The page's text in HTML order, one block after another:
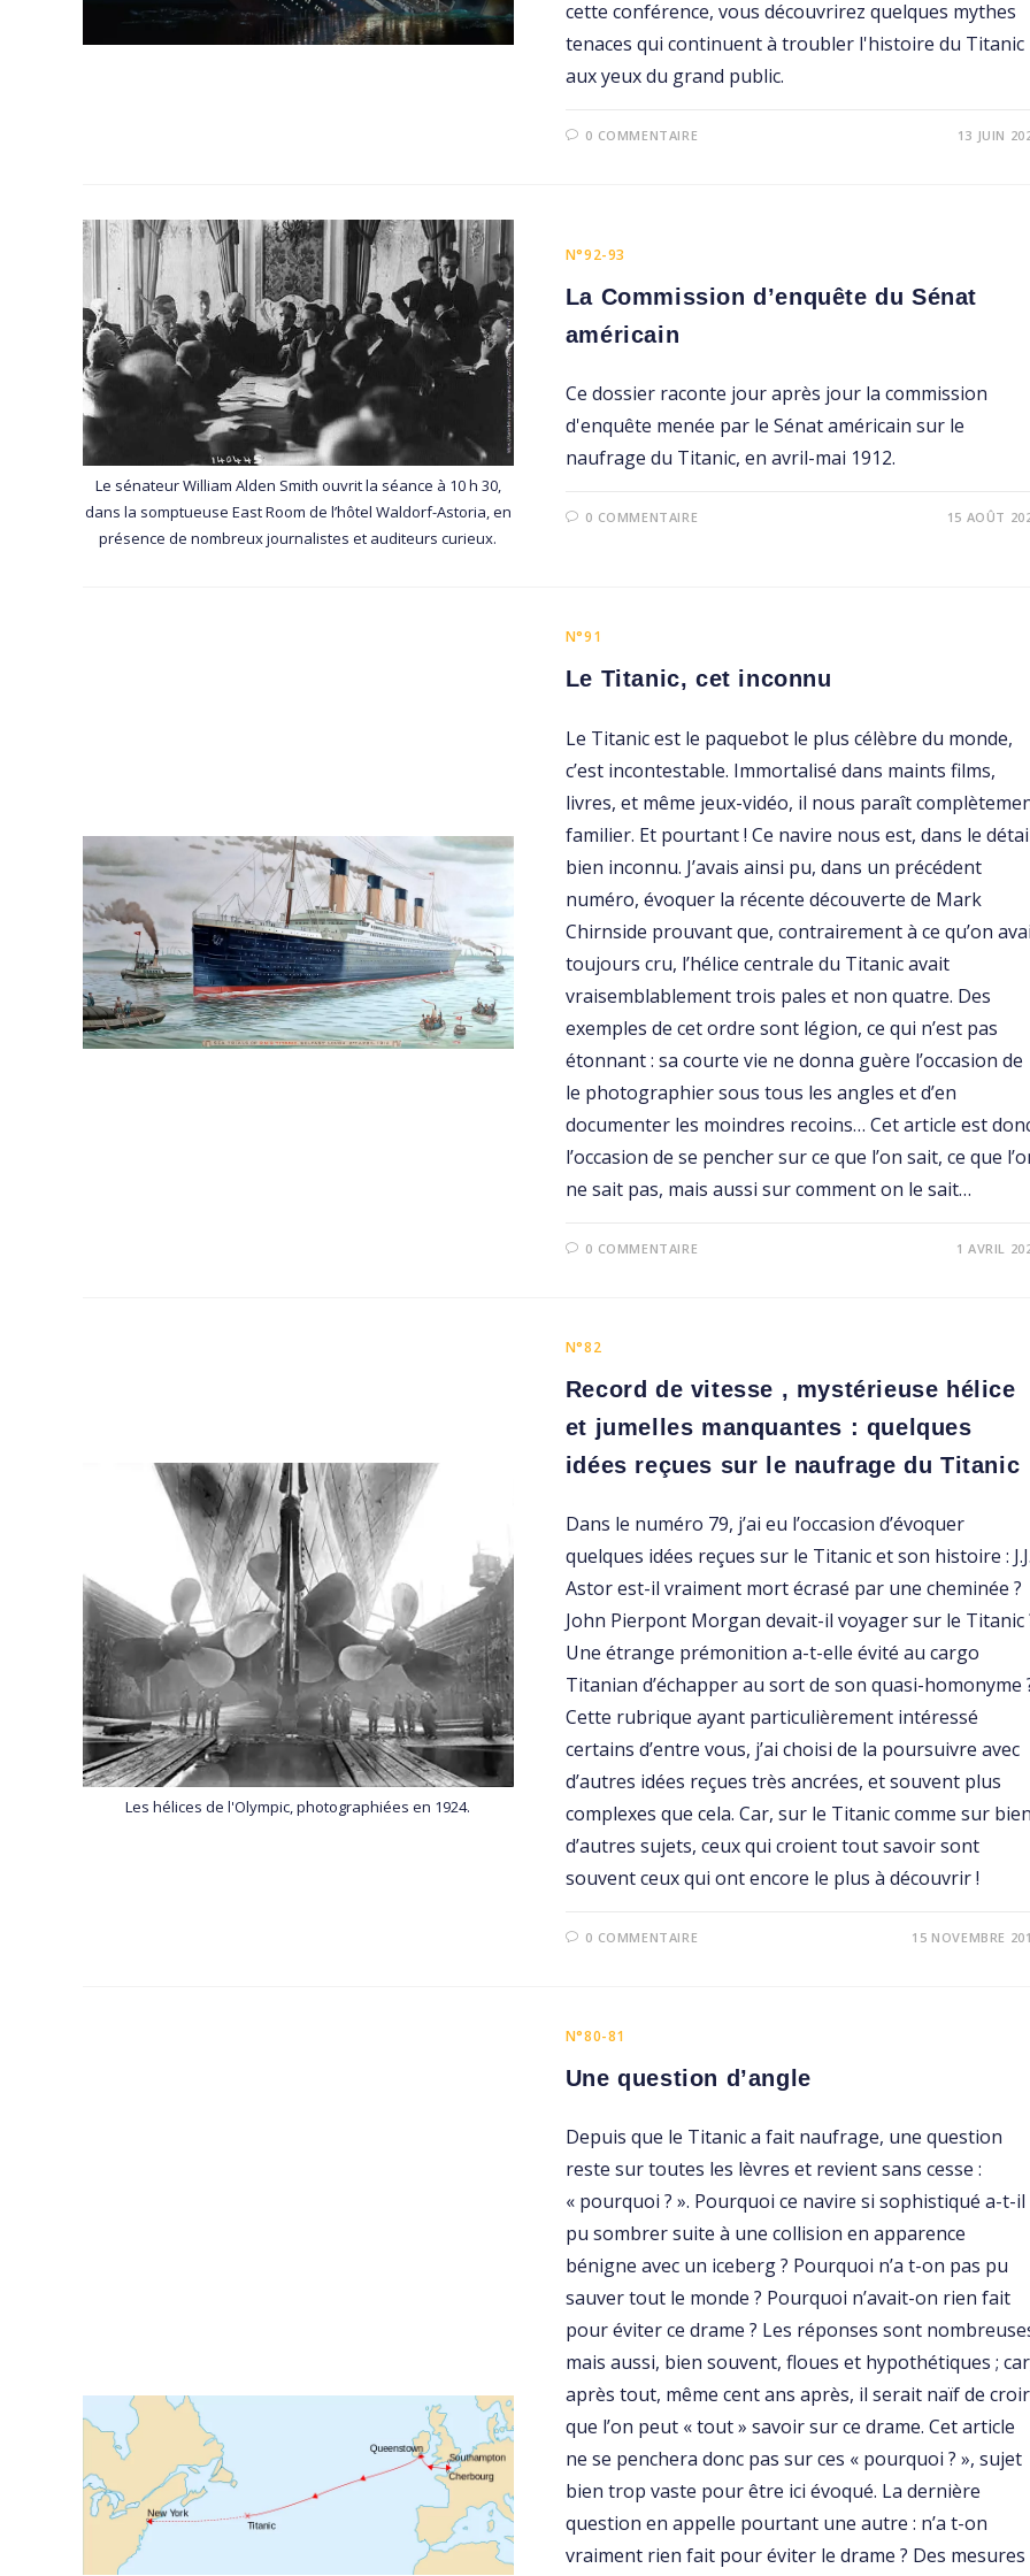
cette conférence, vous découvrirez quelques mythes
tenaces qui continuent à troubler l'histoire du Titanic
aux yeux du grand public.
0 COMMENTAIRE 13 JUIN
Le sénateur William Alden Smith ouvrit la séance à 10 h 30,
dans la somptueuse East Room de l’hôtel Waldorf-Astoria, en
présence de nombreux journalistes et auditeurs curieux.
N°92-93
La Commission d’enquête du Sénat
américain
Ce dossier raconte jour après jour la commission
d'enquête menée par le Sénat américain sur le
naufrage du Titanic, en avril-mai 1912.
0 COMMENTAIRE 15 AOÛT
N°91
Le Titanic, cet inconnu
Le Titanic est le paquebot le plus célèbre du monde,
c’est incontestable. Immortalisé dans maints films,
livres, et même jeux-vidéo, il nous paraît
familier. Et pourtant ! Ce navire nous est, dans le
bien inconnu. J’avais ainsi pu, dans un précédent
numéro, évoquer la récente découverte de Mark
Chirnside prouvant que, contrairement à ce qu’on
toujours cru, l’hélice centrale du Titanic avait
vraisemblablement trois pales et non quatre. Des
exemples de cet ordre sont légion, ce qui n’est pas
étonnant : sa courte vie ne donna guère l’occasion de
le photographier sous tous les angles et d’en
documenter les moindres recoins… Cet article est
l’occasion de se pencher sur ce que l’on sait, ce que
ne sait pas, mais aussi sur comment on le sait…
0 COMMENTAIRE 1 AVRIL
Les hélices de l'Olympic, photographiées en 1924.
N°82
Record de vitesse , mystérieuse hélice
et jumelles manquantes : quelques
idées reçues sur le naufrage du Titanic
Dans le numéro 79, j’ai eu l’occasion d’évoquer
quelques idées reçues sur le Titanic et son histoire : J.J.
Astor est-il vraiment mort écrasé par une cheminée ?
John Pierpont Morgan devait-il voyager sur le Titanic
Une étrange prémonition a-t-elle évité au cargo
Titanian d’échapper au sort de son quasi-homonyme
Cette rubrique ayant particulièrement intéressé
certains d’entre vous, j’ai choisi de la poursuivre avec
d’autres idées reçues très ancrées, et souvent plus
complexes que cela. Car, sur le Titanic comme sur bien
d’autres sujets, ceux qui croient tout savoir sont
souvent ceux qui ont encore le plus à découvrir !
0 COMMENTAIRE 15 NOVEMBRE
N°80-81
Une question d’angle
Depuis que le Titanic a fait naufrage, une question
reste sur toutes les lèvres et revient sans cesse :
« pourquoi ? ». Pourquoi ce navire si sophistiqué a-t-il
pu sombrer suite à une collision en apparence
bénigne avec un iceberg ? Pourquoi n’a t-on pas pu
sauver tout le monde ? Pourquoi n’avait-on rien fait
pour éviter ce drame ? Les réponses sont
mais aussi, bien souvent, floues et hypothétiques ;
après tout, même cent ans après, il serait naïf de
que l’on peut « tout » savoir sur ce drame. Cet article
ne se penchera donc pas sur ces « pourquoi ? », sujet
bien trop vaste pour être ici évoqué. La dernière
question en appelle pourtant une autre : n’a t-on
vraiment rien fait pour éviter le drame ? Des mesures